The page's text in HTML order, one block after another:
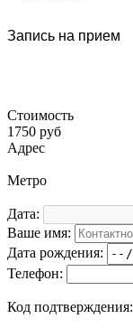
Запись на прием
Стоимость
1750 руб
Адрес
Метро
Дата:
Ваше имя:
Дата рождения:
Телефон:
Код подтверждения: